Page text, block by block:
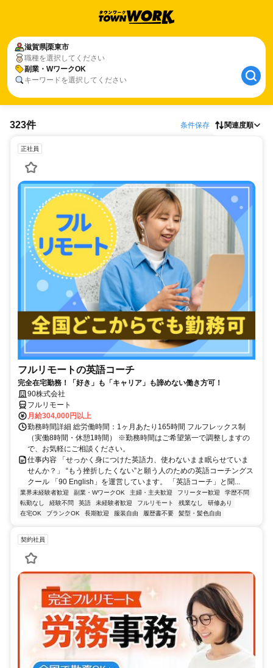
滋賀県栗東市
職種を選択してください
副業・WワークOK
キーワードを選択してください
323件 条件保存 関連度順
正社員
フルリモートの英語コーチ
完全在宅勤務！「好き」も「キャリア」も諦めない働き方可！
90株式会社
フルリモート
月給304,000円以上
勤務時間詳細 総労働時間：1ヶ月あたり165時間 フルフレックス制
（実働8時間・休憩1時間） ※勤務時間はご希望第一で調整しますの
で、お気軽にご相談ください。
仕事内容 「せっかく身につけた英語力、使わないまま眠らせていま
せんか？」 “もう挫折したくない”と願う人のための英語コーチングス
クール 「90 English」を運営しています。 「英語コーチ」と聞...
業界未経験者歓迎 副業・WワークOK 主婦・主夫歓迎 フリーター歓迎
学歴不問
転勤なし
経験不問 英語 未経験者歓迎 フルリモート 残業なし
研修あり
在宅OK
ブランクOK 長期歓迎 服装自由 履歴書不要 髪型・髪色自由
契約社員